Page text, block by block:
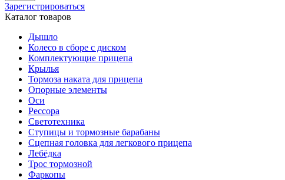
Зарегистрироваться
Каталог товаров
Дышло
Колесо в сборе с диском
Комплектующие прицепа
Крылья
Тормоза наката для прицепа
Опорные элементы
Оси
Рессора
Светотехника
Ступицы и тормозные барабаны
Сцепная головка для легкового прицепа
Лебёдка
Трос тормозной
Фаркопы